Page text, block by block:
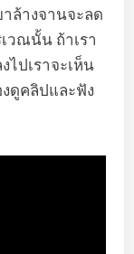
ล้างจานจะลด
วณนั้น ถ้าเรา
ไปเราจะเห็น
ดูคลิปและฟัง